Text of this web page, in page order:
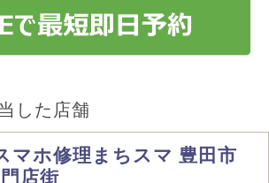
した店舗
マホ修理まちスマ 豊田市
店街